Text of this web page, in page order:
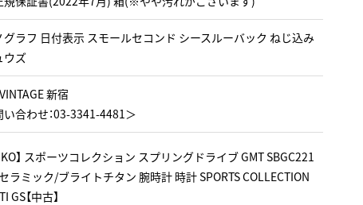
グラフ 日付表示 スモールセコンド シースルーバック ねじ込み
ウズ
新宿
い合わせ：03-3341-4481＞
】 スポーツコレクション スプリングドライブ GMT SBGC221
ラミック/ブライトチタン 腕時計 時計 SPORTS COLLECTION
GS【中古】